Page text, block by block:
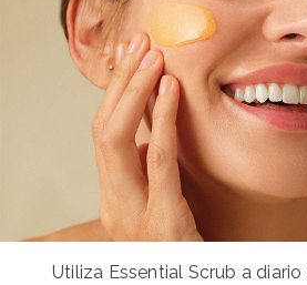
Utiliza Essential Scrub a